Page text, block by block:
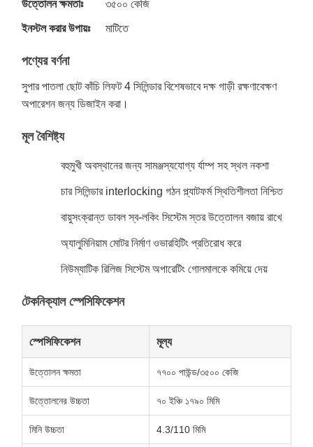
উত্তোলন ক্ষমতাঃ
৩৫০০ কেজি
ইনস্টল করার উপায়ঃ
মাটিতে
পণ্যের বর্ণনা
সুপার পাতলা ছোট কাঁচি লিফট 4 সিলিন্ডার বিশেষভাবে দক্ষ গাড়ী রক্ষণাবেক্ষণ
অপারেশন জন্য ডিজাইন করা।
মূল বৈশিষ্ট্য
বহুমুখী অবস্থানের জন্য সামঞ্জস্যযোগ্য র্যাম্প সহ স্থল নকশা
চার সিলিন্ডার interlocking গঠন প্ল্যাটফর্ম স্থিতিশীলতা নিশ্চিত
বায়ুসংক্রান্ত ডাবল স্ব-লকিং সিস্টেম স্তর উত্তোলন বজায় রাখে
অ্যালুমিনিয়াম মোটর নির্মাণ ওভারহিটিং প্রতিরোধ করে
নিউম্যাটিক রিলিজ সিস্টেম অপারেটিং গোলমালকে কমিয়ে দেয়
টেকনিক্যাল স্পেসিফিকেশন
স্পেসিফিকেশন মূল্য
উত্তোলন ক্ষমতা ৭৭০০ পাউন্ড/৩৫০০ কেজি
উত্তোলনের উচ্চতা ৭০ ইঞ্চি ১৭৯০ মিমি
মিনি উচ্চতা 4.3/110 মিমি